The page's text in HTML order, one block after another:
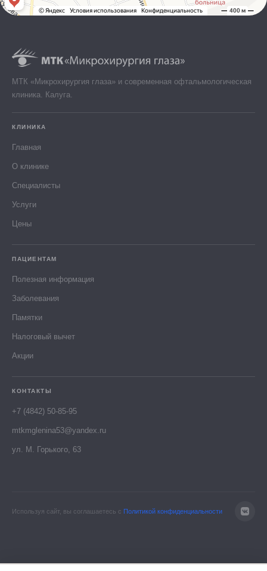
МТК «Микрохирургия глаза» и современная офтальмологическая
клиника. Калуга.
КЛИНИКА
Главная
О клинике
Специалисты
Услуги
Цены
ПАЦИЕНТАМ
Полезная информация
Заболевания
Памятки
Налоговый вычет
Акции
КОНТАКТЫ
+7 (4842) 50-85-95
mtkmglenina53@yandex.ru
ул. М. Горького, 63
Используя сайт, вы соглашаетесь с Политикой конфиденциальности